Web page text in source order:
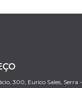
300, Eurico Sales, Serra -